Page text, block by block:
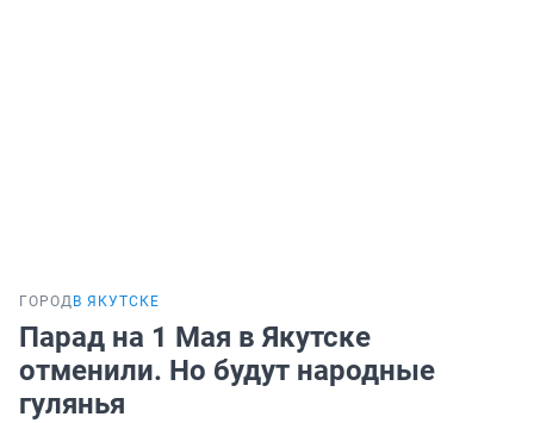
ГОРОД В ЯКУТСКЕ
Парад на 1 Мая в Якутске
отменили. Но будут народные
гулянья